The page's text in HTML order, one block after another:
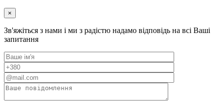
×
Зв'яжіться з нами і ми з радістю надамо відповідь на всі Ваші
запитання